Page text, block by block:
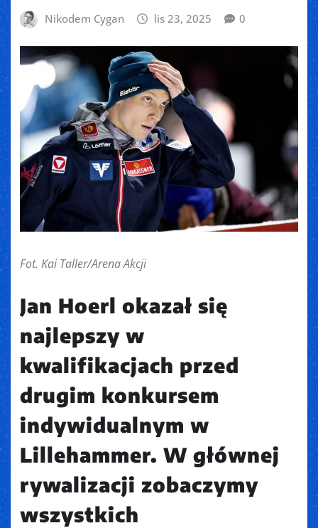
Nikodem Cygan lis 23, 2025 0
Fot. Kai Taller/Arena Akcji
Jan Hoerl okazał się
najlepszy w
kwalifikacjach przed
drugim konkursem
indywidualnym w
Lillehammer. W głównej
rywalizacji zobaczymy
wszystkich